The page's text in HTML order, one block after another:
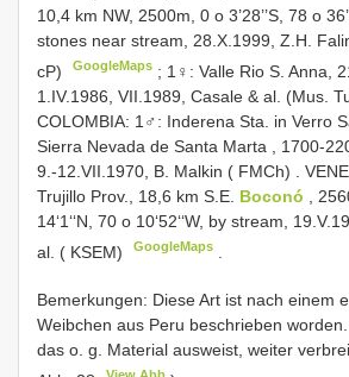
10,4 km NW, 2500m, 0 o 3’28’’S, 78 o
stones near stream, 28.X.1999, Z.H.
cP)
GoogleMaps ; 1♀: Valle Rio S. Anna,
1.IV.1986, VII.1989, Casale & al. (Mus.
COLOMBIA: 1♂: Inderena Sta. in Verro
Sierra Nevada de Santa Marta , 1700-
9.-12.VII.1970, B. Malkin ( FMCh)
Trujillo Prov., 18,6 km S.E. Boconó
,
14‘1‘‘N, 70 o 10‘52‘‘W, by stream,
al. ( KSEM)
GoogleMaps
Bemerkungen: Diese Art ist nach einem
Weibchen aus Peru beschrieben
das o. g. Material ausweist, weiter